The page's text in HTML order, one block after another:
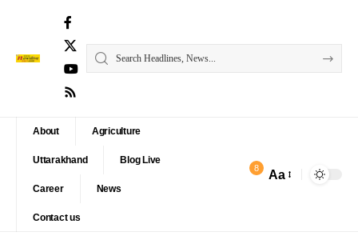
About Agriculture
Uttarakhand Blog Live
Career News
Contact us
8 Aa